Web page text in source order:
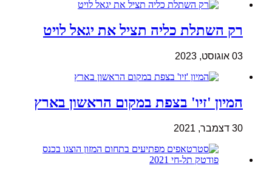
רק השתלת כליה תציל את יגאל לויט
03 אוגוסט, 2023
המיון 'זיו' בצפת במקום הראשון בארץ
30 דצמבר, 2021